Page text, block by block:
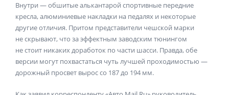
Внутри — обшитые алькантарой спортивные передние
кресла, алюминиевые накладки на педалях и некоторые
другие отличия. Притом представители чешской марки
не скрывают, что за эффектным заводским тюнингом
не стоит никаких доработок по части шасси. Правда, обе
версии могут похвастаться чуть лучшей проходимостью —
дорожный просвет вырос со 187 до 194 мм.